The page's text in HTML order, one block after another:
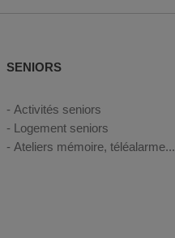
SENIORS
Activités seniors
Logement seniors
Ateliers mémoire, téléalarme...